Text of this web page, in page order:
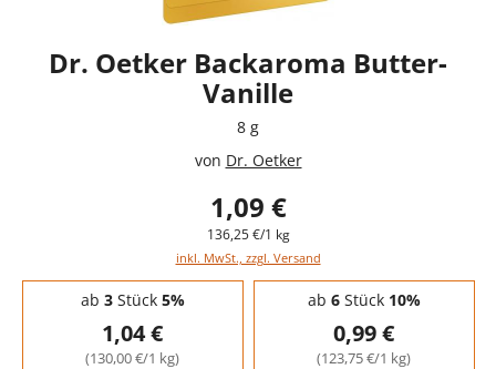
Dr. Oetker Backaroma Butter-
Vanille
8 g
von Dr. Oetker
1,09 €
136,25 €/1 kg
inkl. MwSt., zzgl. Versand
Staffelpreise - Mengenrabatt
ab 3Stück 5%
1,04 €
(130,00 €/1 kg)
ab 6Stück 10%
0,99 €
(123,75 €/1 kg)